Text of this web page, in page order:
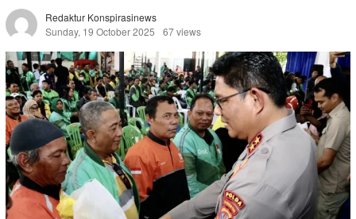
Redaktur Konspirasinews
Sunday, 19 October 2025
67 views